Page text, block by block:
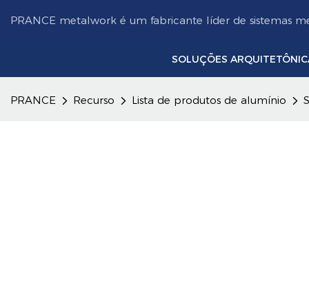
PRANCE metalwork é um fabricante líder de sistemas
SOLUÇÕES
PRANCE Recurso Lista de produtos de alumínio